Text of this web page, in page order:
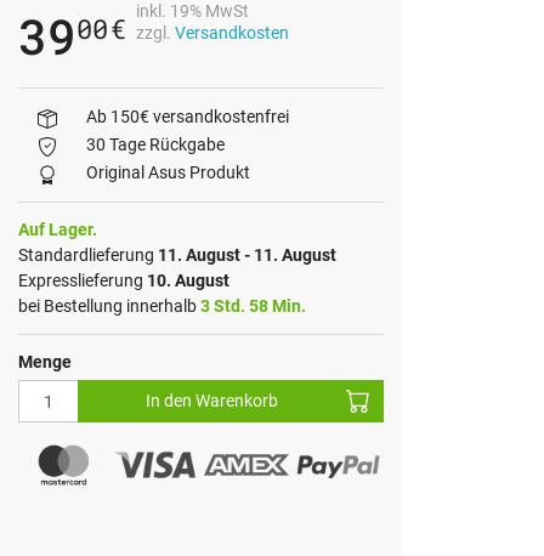
3900€
inkl. 19% MwSt
zzgl. Versandkosten
Ab 150€ versandkostenfrei
30 Tage Rückgabe
Original Asus Produkt
Auf Lager.
Standardlieferung 11. August - 11. August
Expresslieferung 10. August
bei Bestellung innerhalb3 Std. 58 Min.
Menge
In den Warenkorb